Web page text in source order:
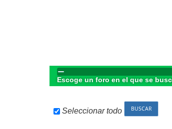
Escoge un foro en el que se
Seleccionar todo